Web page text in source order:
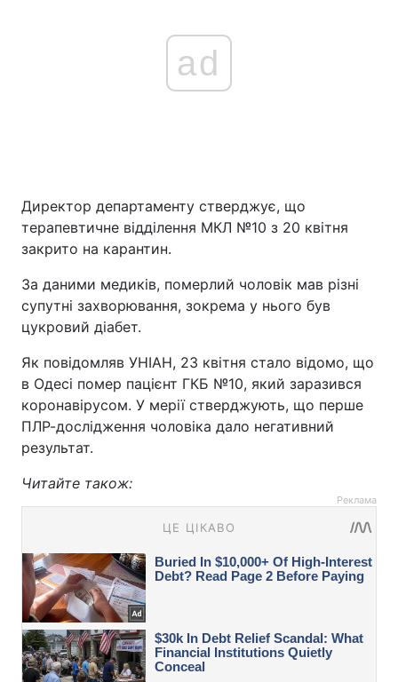
ad
Директор департаменту стверджує, що
терапевтичне відділення МКЛ №10 з 20 квітня
закрито на карантин.
За даними медиків, померлий чоловік мав різні
супутні захворювання, зокрема у нього був
цукровий діабет.
Як повідомляв УНІАН, 23 квітня стало відомо, що
в Одесі помер пацієнт ГКБ №10, який заразився
коронавірусом. У мерії стверджують, що перше
ПЛР-дослідження чоловіка дало негативний
результат.
Читайте також:
Реклама